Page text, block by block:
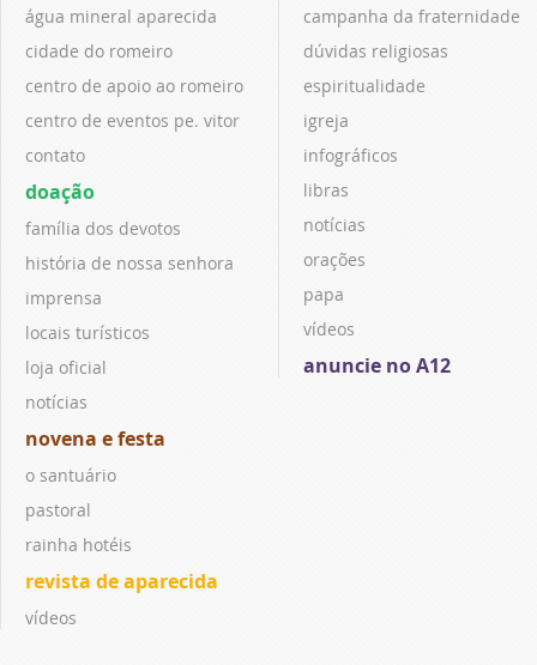
água mineral aparecida
cidade do romeiro
centro de apoio ao romeiro
centro de eventos pe. vitor
contato
doação
família dos devotos
história de nossa senhora
imprensa
locais turísticos
loja oficial
notícias
novena e festa
o santuário
pastoral
rainha hotéis
revista de aparecida
vídeos
campanha da fraternidade
dúvidas religiosas
espiritualidade
igreja
infográficos
libras
notícias
orações
papa
vídeos
anuncie no A12